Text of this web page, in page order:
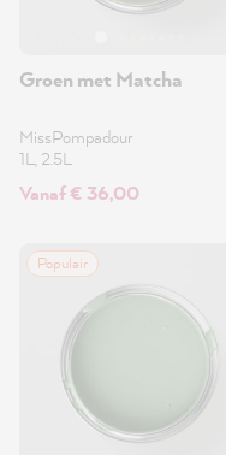
Groen met Matcha
MissPompadour
1L, 2.5L
Vanaf € 36,00
Populair